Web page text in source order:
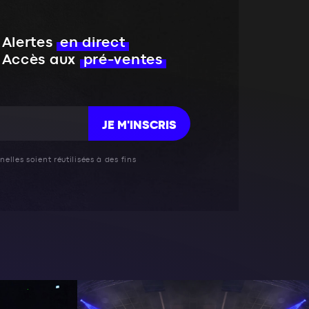
Alertes en direct
Accès aux pré-ventes
JE M'INSCRIS
soient réutilisées à des fins